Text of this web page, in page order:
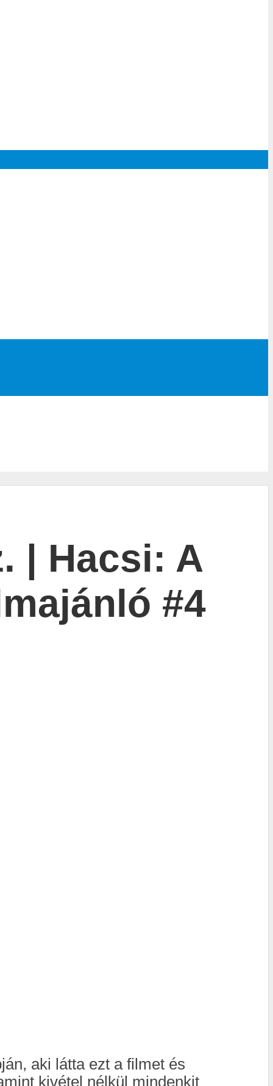
| Hacsi: A
#4
aki látta ezt a filmet és
kivétel nélkül mindenkit